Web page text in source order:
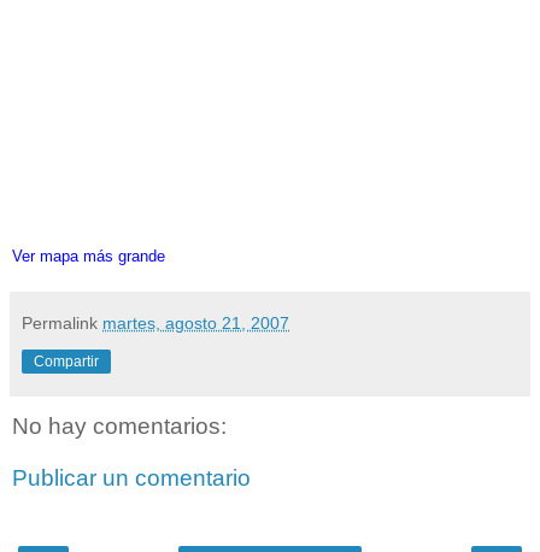
Ver mapa más grande
Permalink martes, agosto 21, 2007
Compartir
No hay comentarios:
Publicar un comentario